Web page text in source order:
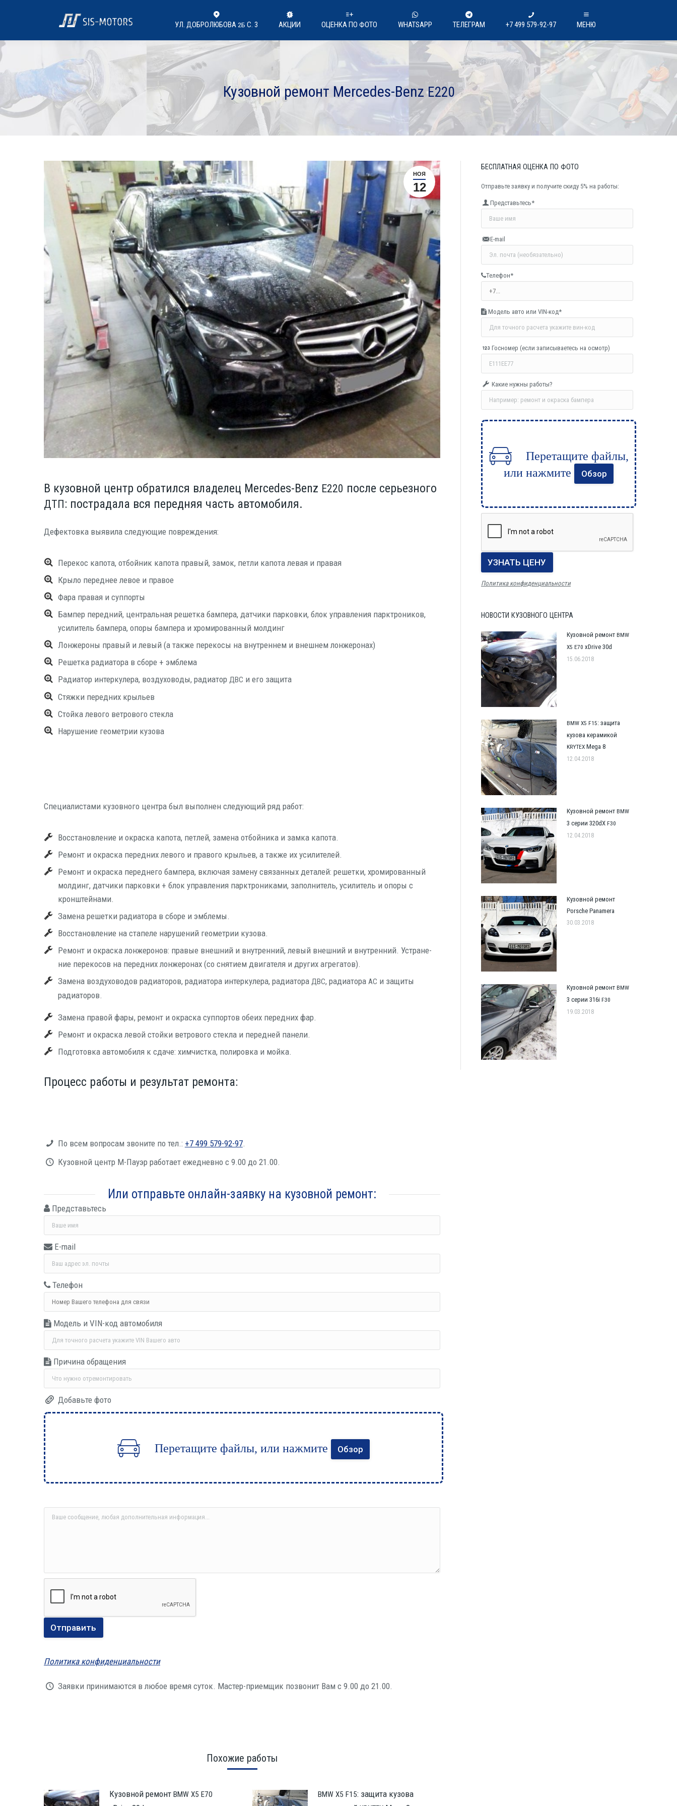
УЛ. ДОБРОЛЮБОВА 2Б С. 3 АКЦИИ ОЦЕНКА ПО ФОТО WHATSAPP ТЕЛЕГРАМ +7 499 579-92-97 МЕНЮ
Кузовной ремонт Mercedes-BenzE220
НОЯ
12
В кузовной центр обратился владелец Mercedes-Benz E220 после серьезного
ДТП: пострадала вся передняя часть автомобиля.
Дефек­тов­ка выяви­ла сле­ду­ю­щие повреждения:
Пере­кос капо­та, отбой­ник капо­та пра­вый, замок, пет­ли капо­та левая и правая
Кры­ло перед­нее левое и правое
Фара пра­вая и суппорты
Бам­пер перед­ний, цен­траль­ная решет­ка бам­пе­ра, дат­чи­ки пар­ков­ки, блок управ­ле­ния парк­тро­ни­ков,
уси­ли­тель бам­пе­ра, опо­ры бам­пе­ра и хро­ми­ро­ван­ный молдинг
Лон­же­ро­ны пра­вый и левый (а так­же пере­ко­сы на внут­рен­нем и внеш­нем лонжеронах)
Решет­ка ради­а­то­ра в сбо­ре + эмблема
Ради­а­тор интер­ку­ле­ра, воз­ду­хо­во­ды, ради­а­тор ДВС и его защита
Стяж­ки перед­них крыльев
Стой­ка лево­го вет­ро­во­го стекла
Нару­ше­ние гео­мет­рии кузова
Спе­ци­а­ли­ста­ми кузов­но­го цен­тра был выпол­нен сле­ду­ю­щий ряд работ:
Вос­ста­нов­ле­ние и окрас­ка капо­та, пет­лей, заме­на отбой­ни­ка и зам­ка капота.
Ремонт и окрас­ка перед­них лево­го и пра­во­го кры­льев, а так­же их усилителей.
Ремонт и окрас­ка перед­не­го бам­пе­ра, вклю­чая заме­ну свя­зан­ных дета­лей: решет­ки, хро­ми­ро­ван­ный
мол­динг, дат­чи­ки пар­ков­ки + блок управ­ле­ния парк­тро­ни­ка­ми, запол­ни­тель, уси­ли­тель и опо­ры с
кронштейнами.
Заме­на решет­ки ради­а­то­ра в сбо­ре и эмблемы.
Вос­ста­нов­ле­ние на ста­пе­ле нару­ше­ний гео­мет­рии кузова.
Ремонт и окрас­ка лон­же­ро­нов: пра­вые внеш­ний и внут­рен­ний, левый внеш­ний и внут­рен­ний. Устра­не­
ние пере­ко­сов на перед­них лон­же­ро­нах (со сня­ти­ем дви­га­те­ля и дру­гих агрегатов).
Заме­на воз­ду­хо­во­дов ради­а­то­ров, ради­а­то­ра интер­ку­ле­ра, ради­а­то­ра ДВС, ради­а­то­ра АС и защи­ты
радиаторов.
Заме­на пра­вой фары, ремонт и окрас­ка суп­пор­тов обе­их перед­них фар.
Ремонт и окрас­ка левой стой­ки вет­ро­во­го стек­ла и перед­ней панели.
Под­го­тов­ка авто­мо­би­ля к сда­че: хим­чист­ка, поли­ров­ка и мойка.
Процесс работы и результат ремонта:
По всем вопро­сам зво­ни­те по тел.: +7 499 579-92-97.
Кузов­ной центр М-Пау­эр рабо­та­ет еже­днев­но с 9.00 до 21.00.
Или отправь­те онлайн-заяв­ку на кузов­ной ремонт:
Представьтесь
E-mail
Телефон
Модель и VIN-код автомобиля
При­чи­на обращения
Добавь­те фото
Перетащите файлы, или нажмите Обзор
Поли­ти­ка конфиденциальности
Заяв­ки при­ни­ма­ют­ся в любое вре­мя суток. Мастер-при­ем­щик позво­нит Вам с 9.00 до 21.00.
Похожие работы
Кузовной ремонт BMW X5 E70 BMW X5 F15: защита кузова
БЕСПЛАТНАЯ ОЦЕНКА ПО ФОТО
Отправьте заявку и получите скиду 5% на работы:
Представьтесь*
E-mail
Телефон*
Модель авто или VIN-код*
Госномер (если записываетесь на осмотр)
Какие нужны работы?
Перетащите файлы,
или нажмите
Обзор
Политика конфиденциальности
НОВОСТИ КУЗОВНОГО ЦЕНТРА
Кузовной ремонт BMW
X5 E70 xDrive 30d
15.06.2018
BMW X5 F15: защита
кузова керамикой
KRYTEX Mega 8
12.04.2018
Кузовной ремонт BMW
3 серии 320dX F30
12.04.2018
Кузовной ремонт
Porsche Panamera
30.03.2018
Кузовной ремонт BMW
3 серии 316i F30
19.03.2018